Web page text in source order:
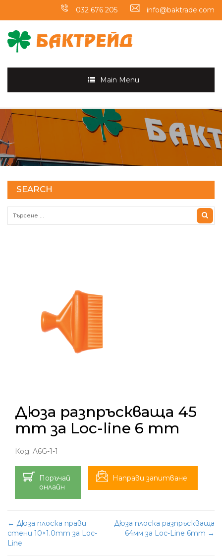
032 676 205 info@baktrade.com
Main Menu
SEARCH
Дюза разпръскваща 45
mm за Loc-line 6 mm
Код: A6G-1-1
Поръчай
онлайн
Направи запитване
Post
navigation
← Дюза плоска прави
стени 10×1.0mm за Loc-
Line
Дюза плоска разпръскваща
64мм за Loc-Line 6mm →